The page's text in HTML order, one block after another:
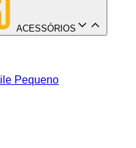
ACESSÓRIOS
Pequeno